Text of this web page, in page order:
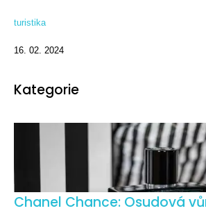
turistika
16. 02. 2024
Kategorie
Chanel Chance: Osudová